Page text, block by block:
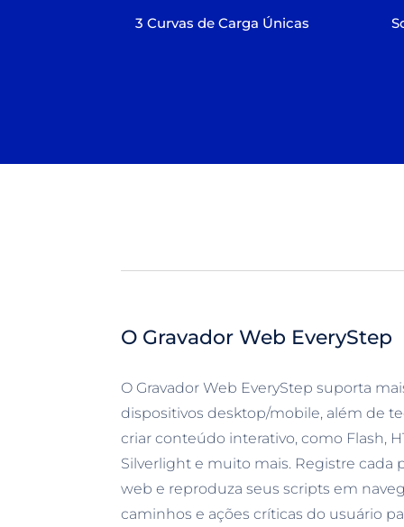
3 Curvas de Carga Únicas
O Gravador Web EveryStep
O Gravador Web EveryStep suporta
dispositivos desktop/mobile, além de
criar conteúdo interativo, como Flash,
Silverlight e muito mais. Registre cada
web e reproduza seus scripts em
caminhos e ações críticas do usuário